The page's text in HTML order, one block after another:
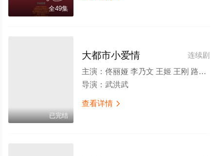
全49集
已完结
连续剧
大都市小爱情
主演： 佟丽娅 李乃文 王姬 王刚 路晨 文梦洋 万美汐 张檬 连凯 李纯 任伟 魏智 雷诺儿 张大礼
导演： 武洪武
查看详情 